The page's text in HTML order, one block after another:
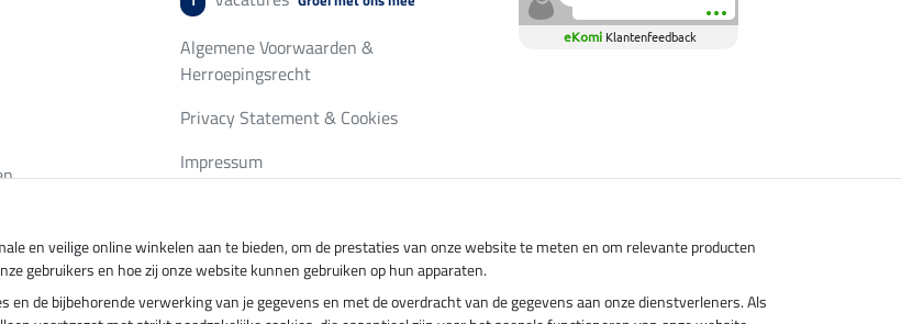
Algemene Voorwaarden &
Herroepingsrecht
Privacy Statement & Cookies
Impressum
eKomi Klantenfeedback
Veilig betalen met
en veilige online winkelen aan te bieden, om de prestaties van onze website te meten en om relevante producten
gebruikers en hoe zij onze website kunnen gebruiken op hun apparaten.
de bijbehorende verwerking van je gegevens en met de overdracht van de gegevens aan onze dienstverleners. Als